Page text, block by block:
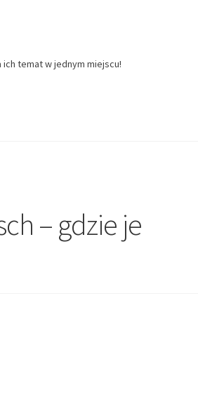
temat w jednym miejscu!
– gdzie je